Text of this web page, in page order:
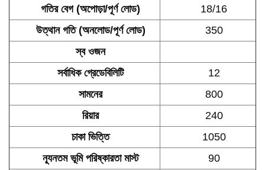
গতির বেগ (অপোড়া/পূর্ণ লোড)
18/16
উত্থান গতি (অনলোড/পূর্ণ লোড)
350
স্ব ওজন
সর্বাধিক গ্রেডেবিলিটি
12
সামনের
800
রিয়ার
240
চাকা ভিত্তি
1050
ন্যূনতম ভূমি পরিষ্কারতা মাস্ট
90